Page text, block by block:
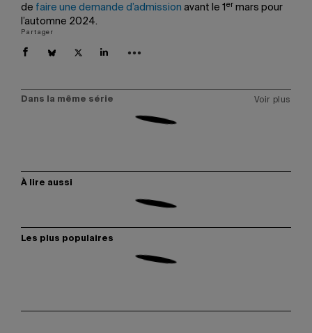
de faire une demande d’admission avant le 1 er mars pour
l’automne 2024.
Partager
Dans la même série Voir plus
À lire aussi
Les plus populaires